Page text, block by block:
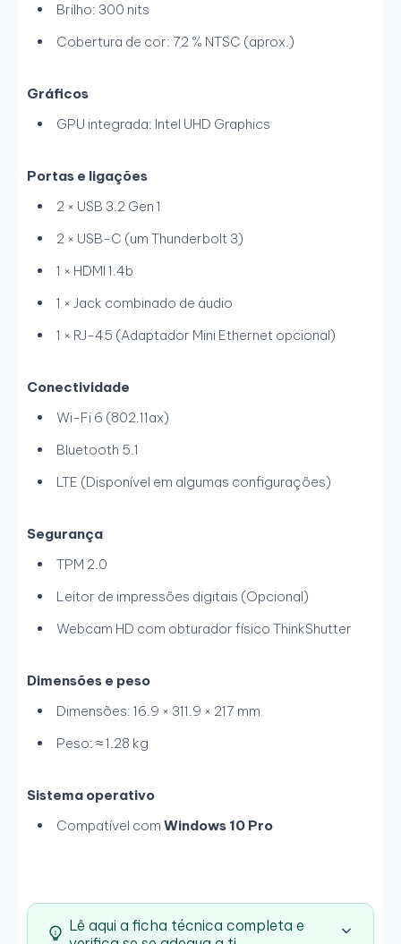
Brilho: 300 nits
Cobertura de cor: 72 % NTSC (aprox.)
Gráficos
GPU integrada: Intel UHD Graphics
Portas e ligações
2 × USB 3.2 Gen 1
2 × USB-C (um Thunderbolt 3)
1 × HDMI 1.4b
1 × Jack combinado de áudio
1 × RJ-45 (Adaptador Mini Ethernet opcional)
Conectividade
Wi-Fi 6 (802.11ax)
Bluetooth 5.1
LTE (Disponível em algumas configurações)
Segurança
TPM 2.0
Leitor de impressões digitais (Opcional)
Webcam HD com obturador físico ThinkShutter
Dimensões e peso
Dimensões: 16.9 × 311.9 × 217 mm
Peso: ≈ 1.28 kg
Sistema operativo
Compatível com Windows 10 Pro
Lê aqui a ficha técnica completa e